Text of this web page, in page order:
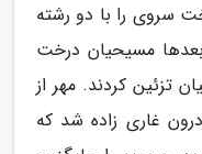
سروی را با دو رشته
بعدها مسیحیان درخت
تزئین کردند. مهر از
درون غاری زاده شد که